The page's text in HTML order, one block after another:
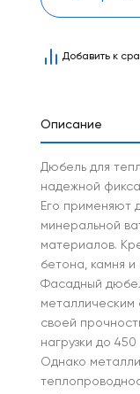
Добавить к
Описание
Дюбель для
надежной
Его применяют
минеральной
материалов.
бетона, камня и
Фасадный
металлическим
своей
нагрузки до 450
Однако